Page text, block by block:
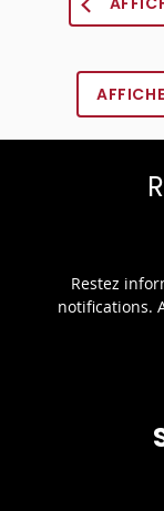
Restez
notifications.